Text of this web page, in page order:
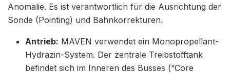
Anomalie. Es ist verantwortlich für die Ausrichtung der
Sonde (Pointing) und Bahnkorrekturen.
Antrieb: MAVEN verwendet ein Monopropellant-
Hydrazin-System. Der zentrale Treibstofftank
befindet sich im Inneren des Busses (“Core